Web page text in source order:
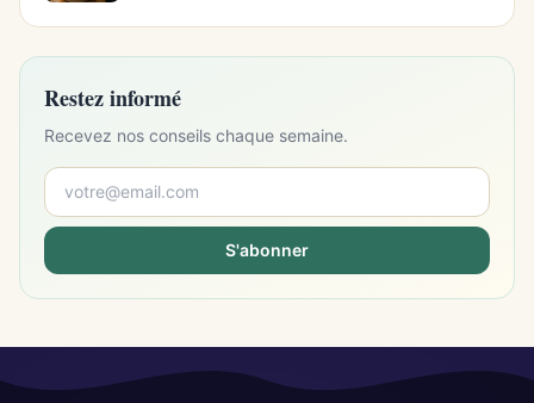
Restez informé
Recevez nos conseils chaque semaine.
S'abonner